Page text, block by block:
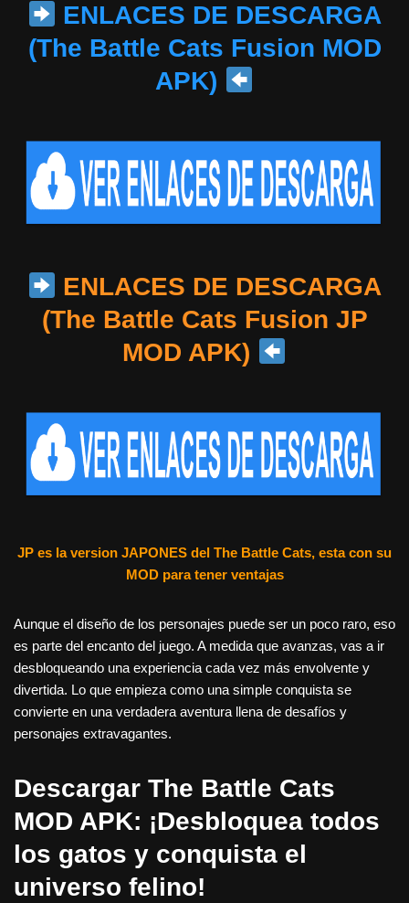
ENLACES DE DESCARGA
(The Battle Cats Fusion MOD
APK)
ENLACES DE DESCARGA
(The Battle Cats Fusion JP
MOD APK)
JP es la version JAPONES del The Battle Cats, esta con su
MOD para tener ventajas
Aunque el diseño de los personajes puede ser un poco raro, eso
es parte del encanto del juego. A medida que avanzas, vas a ir
desbloqueando una experiencia cada vez más envolvente y
divertida. Lo que empieza como una simple conquista se
convierte en una verdadera aventura llena de desafíos y
personajes extravagantes.
Descargar The Battle Cats
MOD APK: ¡Desbloquea todos
los gatos y conquista el
universo felino!